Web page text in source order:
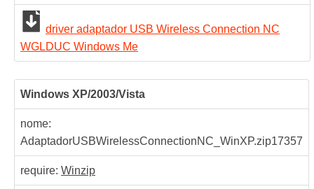
driver adaptador USB Wireless Connection NC
WGLDUC Windows Me
Windows XP/2003/Vista
nome:
AdaptadorUSBWirelessConnectionNC_WinXP.zip17357
require: Winzip